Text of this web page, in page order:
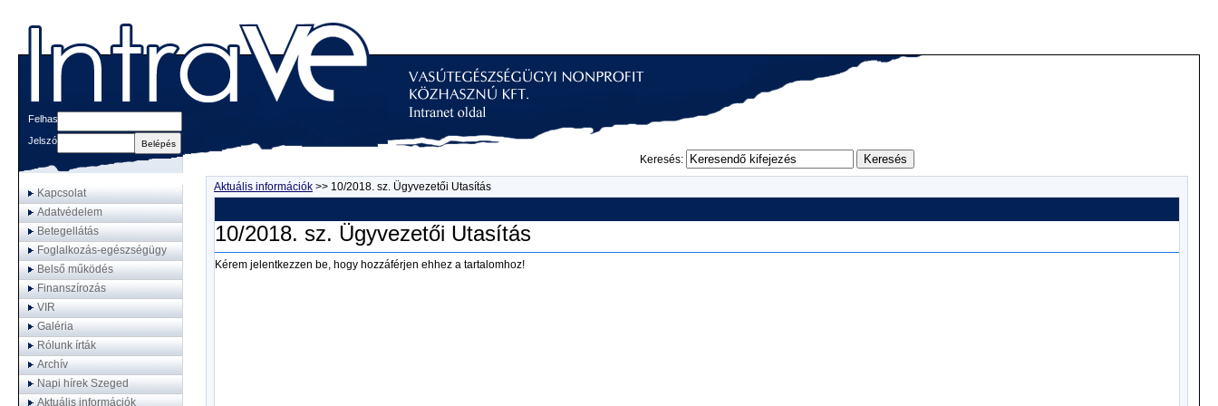
Felhasználónév
Jelszó
Keresés:
Kapcsolat
Adatvédelem
Betegellátás
Foglalkozás-egészségügy
Belső működés
Finanszírozás
VIR
Galéria
Rólunk írták
Archív
Napi hírek Szeged
Aktuális információk
Aktuális információk >> 10/2018. sz. Ügyvezetői Utasítás
10/2018. sz. Ügyvezetői Utasítás
Kérem jelentkezzen be, hogy hozzáférjen ehhez a tartalomhoz!